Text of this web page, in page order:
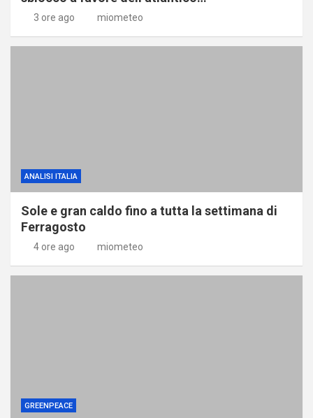
3 ore ago miometeo
ANALISI ITALIA
Sole e gran caldo fino a tutta la settimana di
Ferragosto
4 ore ago miometeo
GREENPEACE